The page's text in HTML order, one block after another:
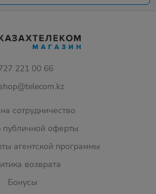
221 00 66
сотрудничество
публичной оферты
агентской программы
возврата
Бонусы